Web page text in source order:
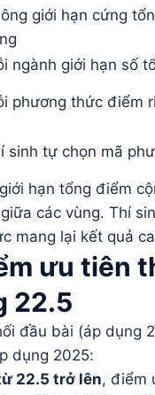
giới hạn cứng
ngành giới hạn số
phương thức điểm
sinh tự chọn mã
hạn tổng điểm
các vùng. Thí
mang lại kết quả
ưu tiên
22.5
đầu bài (áp
dụng 2025:
22.5 trở lên, điểm